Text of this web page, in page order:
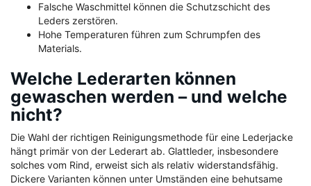
Falsche Waschmittel können die Schutzschicht des
Leders zerstören.
Hohe Temperaturen führen zum Schrumpfen des
Materials.
Welche Lederarten können
gewaschen werden – und welche
nicht?
Die Wahl der richtigen Reinigungsmethode für eine Lederjacke
hängt primär von der Lederart ab. Glattleder, insbesondere
solches vom Rind, erweist sich als relativ widerstandsfähig.
Dickere Varianten können unter Umständen eine behutsame